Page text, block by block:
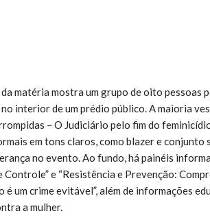
matéria mostra um grupo de oito pessoas
interior de um prédio público. A maioria
– O Judiciário pelo fim do
em tons claros, como blazer e
no evento. Ao fundo, há painéis
Controle” e “Resistência e Prevenção:
é um crime evitável”, além de informações
a mulher.